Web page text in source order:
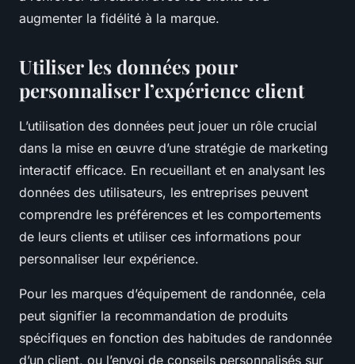
augmenter la fidélité à la marque.
Utiliser les données pour
personnaliser l’expérience client
L’utilisation des données peut jouer un rôle crucial
dans la mise en œuvre d’une stratégie de marketing
interactif efficace. En recueillant et en analysant les
données des utilisateurs, les entreprises peuvent
comprendre les préférences et les comportements
de leurs clients et utiliser ces informations pour
personnaliser leur expérience.
Pour les marques d’équipement de randonnée, cela
peut signifier la recommandation de produits
spécifiques en fonction des habitudes de randonnée
d’un client, ou l’envoi de conseils personnalisés sur